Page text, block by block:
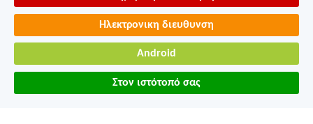
Ηλεκτρονικη διευθυνση
Android
Στον ιστότοπό σας